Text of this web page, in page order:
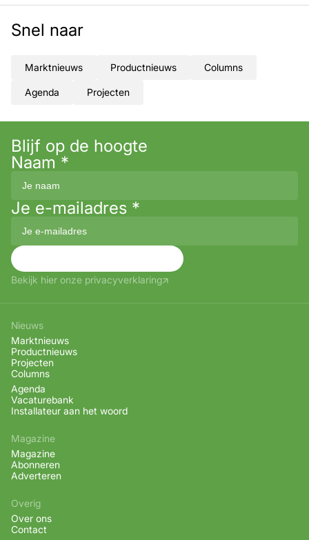
Snel naar
Marktnieuws Productnieuws Columns
Agenda Projecten
Blijf op de hoogte
Naam *
Je e-mailadres *
Bekijk hier onze privacyverklaring
Nieuws
Marktnieuws
Productnieuws
Projecten
Columns
Agenda
Vacaturebank
Installateur aan het woord
Magazine
Magazine
Abonneren
Adverteren
Overig
Over ons
Contact